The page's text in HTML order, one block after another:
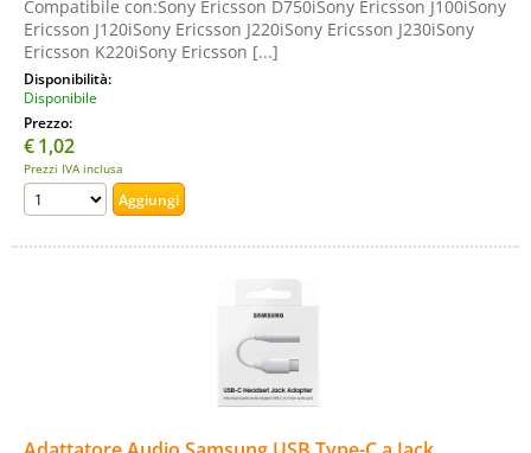
Compatibile con:Sony Ericsson D750iSony Ericsson J100iSony
Ericsson J120iSony Ericsson J220iSony Ericsson J230iSony
Ericsson K220iSony Ericsson [...]
Disponibilità:
Disponibile
Prezzo:
€1,02
Prezzi IVA inclusa